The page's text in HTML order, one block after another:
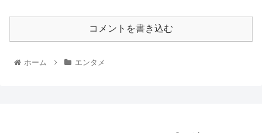
コメントを書き込む
ホーム エンタメ